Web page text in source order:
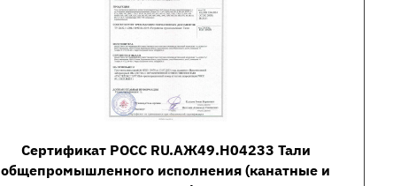
Сертификат РОСС RU.АЖ49.Н04233 Тали
общепромышленного исполнения (канатные и